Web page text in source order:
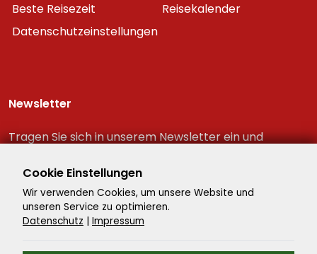
Beste Reisezeit
Reisekalender
Datenschutzeinstellungen
Newsletter
Tragen Sie sich in unserem Newsletter ein und
Reiseschnäppchen!
Cookie Einstellungen
Wir verwenden Cookies, um unsere Website und
unseren Service zu optimieren.
Datenschutz | Impressum